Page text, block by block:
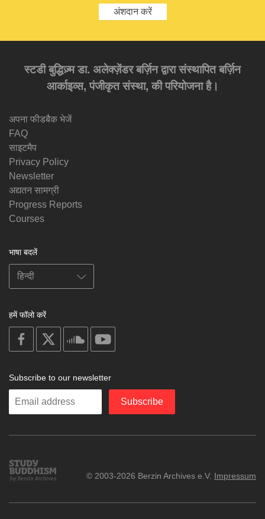
अंशदान करें
स्टडी बुद्धिज़्म डा. अलेक्ज़ेंडर बर्ज़िन द्वारा संस्थापित बर्ज़िन
आर्काइव्स, पंजीकृत संस्था, की परियोजना है।
अपना फीडबैक भेजें
FAQ
साइटमैप
Privacy Policy
Newsletter
अद्यतन सामग्री
Progress Reports
Courses
भाषा बदलें
हमें फॉलो करें
on
facebook
soundcloud
Subscribe to our newsletter
Enter
Subscribe
Study
Buddhism
© 2003-2026 Berzin Archives e.V. Impressum